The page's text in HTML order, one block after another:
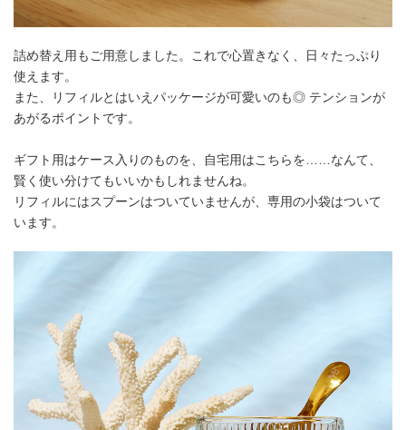
詰め替え用もご用意しました。これで心置きなく、日々たっぷり
使えます。
また、リフィルとはいえパッケージが可愛いのも◎ テンションが
あがるポイントです。
ギフト用はケース入りのものを、自宅用はこちらを……なんて、
賢く使い分けてもいいかもしれませんね。
リフィルにはスプーンはついていませんが、専用の小袋はついて
います。